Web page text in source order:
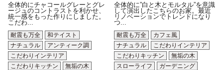
全体的にチャコールグレーとグレ
ージュのコントラストを利かせ、
統一感をもった作りにしました。
こだわ...
耐震も万全
和テイスト
ナチュラル
アンティーク調
こだわりインテリア
こだわりキッチン
無垢の木
全体的に”白と木とモルタル”を意識
して演出したこちらのお家。最近
リノベーションでトレンドになり
つ...
耐震も万全
カフェ風
ナチュラル
こだわりインテリア
こだわりキッチン
無垢の木
スローライフ
ガーデニング